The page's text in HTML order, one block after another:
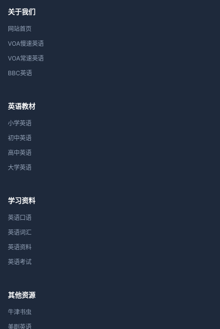
关于我们
网站首页
VOA慢速英语
VOA常速英语
BBC英语
英语教材
小学英语
初中英语
高中英语
大学英语
学习资料
英语口语
英语词汇
英语资料
英语考试
其他资源
牛津书虫
美剧英语